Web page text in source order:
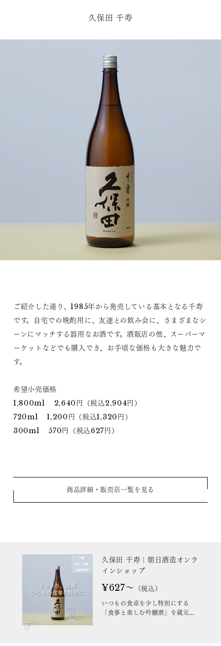
久保田 千寿
ご紹介した通り、1985年から発売している基本となる千寿
です。自宅での晩酌用に、友達との飲み会に、さまざまなシ
ーンにマッチする器用なお酒です。酒販店の他、スーパーマ
ーケットなどでも購入でき、お手頃な価格も大きな魅力で
す。
希望小売価格
1,800ml 2,640円（税込2,904円）
720ml 1,200円（税込1,320円）
300ml 570円（税込627円）
商品詳細・販売店一覧を見る
久保田 千寿｜朝日酒造オンラ
インショップ
¥627～ （税込）
いつもの食卓を少し特別にする
「食事と楽しむ吟醸酒」を蔵元直